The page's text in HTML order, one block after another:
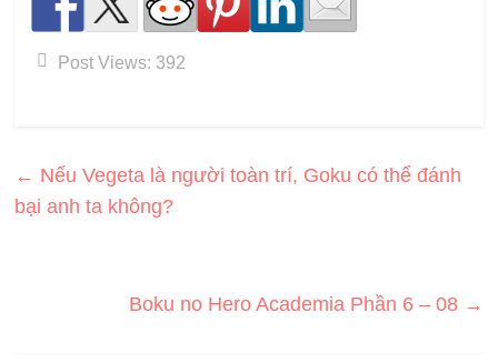
Post Views: 392
← Nếu Vegeta là người toàn trí, Goku có thể đánh
bại anh ta không?
Boku no Hero Academia Phần 6 – 08 →